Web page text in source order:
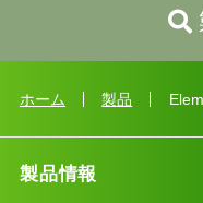
日
シ
製品情報トップへ
性状から探す
ホーム 製品
製品情報